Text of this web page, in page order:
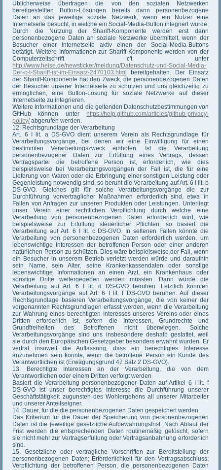
Üblicherweise übertragen die von den sozialen Netzwerken
bereitgestellten Button-Lösungen bereits dann personenbezogene
Daten an das jeweilige soziale Netzwerk, wenn ein Nutzer eine
Internetseite besucht, in welche ein Social-Media-Button integriert wurde.
Durch die Nutzung der Shariff-Komponente werden erst dann
personenbezogene Daten an soziale Netzwerke übermittelt, wenn der
Besucher einer Internetseite aktiv einen der Social-Media-Buttons
betätigt. Weitere Informationen zur Shariff-Komponente werden von der
Computerzeitschrift c't unter
http://www.heise.de/newsticker/meldung/Datenschutz-und-Social-Media-
Der-c-t-Shariff-ist-im-Einsatz-2470103.html
bereitgehalten. Der Einsatz
der Shariff-Komponente hat den Zweck, die personenbezogenen Daten
der Besucher unserer Internetseite zu schützen und uns gleichzeitig zu
ermöglichen, eine Button-Lösung für soziale Netzwerke auf dieser
Internetseite zu integrieren.
Weitere Informationen und die geltenden Datenschutzbestimmungen von
GitHub können unter
https://help.github.com/articles/github-privacy-
policy/abgerufen werden.
12. Rechtsgrundlage der Verarbeitung
Art. 6 I lit. a DS-GVO dient unserem Verein als Rechtsgrundlage für
Verarbeitungsvorgänge, bei denen wir eine Einwilligung für einen
bestimmten Verarbeitungszweck einholen. Ist die Verarbeitung
personenbezogener Daten zur Erfüllung eines Vertrags, dessen
Vertragspartei die betroffene Person ist, erforderlich, wie dies
beispielsweise bei Verarbeitungsvorgängen der Fall ist, die für eine
Lieferung von Waren oder die Erbringung einer sonstigen Leistung oder
Gegenleistung notwendig sind, so beruht die Verarbeitung auf Art. 6 I lit. b
DS-GVO. Gleiches gilt für solche Verarbeitungsvorgänge die zur
Durchführung vorvertraglicher Maßnahmen erforderlich sind, etwa in
Fällen von Anfragen zur unseren Produkten oder Leistungen. Unterliegt
unser Verein einer rechtlichen Verpflichtung durch welche eine
Verarbeitung von personenbezogenen Daten erforderlich wird, wie
beispielsweise zur Erfüllung steuerlicher Pflichten, so basiert die
Verarbeitung auf Art. 6 I lit. c DS-GVO. In seltenen Fällen könnte die
Verarbeitung von personenbezogenen Daten erforderlich werden, um
lebenswichtige Interessen der betroffenen Person oder einer anderen
natürlichen Person zu schützen. Dies wäre beispielsweise der Fall, wenn
ein Besucher in unserem Betrieb verletzt werden würde und daraufhin
sein Name, sein Alter, seine Krankenkassendaten oder sonstige
lebenswichtige Informationen an einen Arzt, ein Krankenhaus oder
sonstige Dritte weitergegeben werden müssten. Dann würde die
Verarbeitung auf Art. 6 I lit. d DS-GVO beruhen. Letztlich könnten
Verarbeitungsvorgänge auf Art. 6 I lit. f DS-GVO beruhen. Auf dieser
Rechtsgrundlage basieren Verarbeitungsvorgänge, die von keiner der
vorgenannten Rechtsgrundlagen erfasst werden, wenn die Verarbeitung
zur Wahrung eines berechtigten Interesses unseres Vereins oder eines
Dritten erforderlich ist, sofern die Interessen, Grundrechte und
Grundfreiheiten des Betroffenen nicht überwiegen. Solche
Verarbeitungsvorgänge sind uns insbesondere deshalb gestattet, weil
sie durch den Europäischen Gesetzgeber besonders erwähnt wurden. Er
vertrat insoweit die Auffassung, dass ein berechtigtes Interesse
anzunehmen sein könnte, wenn die betroffene Person ein Kunde des
Verantwortlichen ist (Erwägungsgrund 47 Satz 2 DS-GVO).
13. Berechtigte Interessen an der Verarbeitung, die von dem
Verantwortlichen oder einem Dritten verfolgt werden
Basiert die Verarbeitung personenbezogener Daten auf Artikel 6 I lit. f
DS-GVO ist unser berechtigtes Interesse die Durchführung unserer
Geschäftstätigkeit zugunsten des Wohlergehens all unserer Mitarbeiter
und unserer Anteilseigner.
14. Dauer, für die die personenbezogenen Daten gespeichert werden
Das Kriterium für die Dauer der Speicherung von personenbezogenen
Daten ist die jeweilige gesetzliche Aufbewahrungsfrist. Nach Ablauf der
Frist werden die entsprechenden Daten routinemäßig gelöscht, sofern
sie nicht mehr zur Vertragserfüllung oder Vertragsanbahnung erforderlich
sind.
15. Gesetzliche oder vertragliche Vorschriften zur Bereitstellung der
personenbezogenen Daten; Erforderlichkeit für den Vertragsabschluss;
Verpflichtung der betroffenen Person, die personenbezogenen Daten